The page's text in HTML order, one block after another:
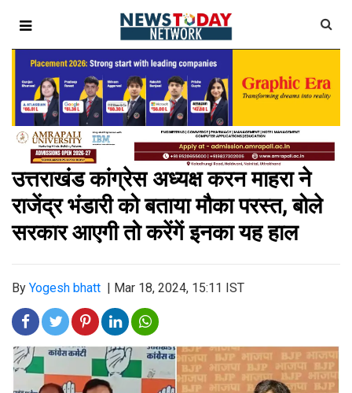
उत्तराखंड कांग्रेस अध्यक्ष करन माहरा ने
राजेंद्र भंडारी को बताया मौका परस्त, बोले
सरकार आएगी तो करेंगें इनका यह हाल
By Yogesh bhatt Mar 18, 2024, 15:11 IST